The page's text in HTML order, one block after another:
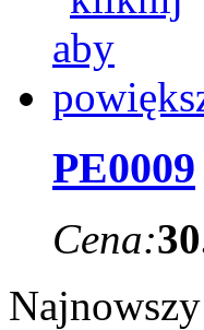
PE0009
Cena: